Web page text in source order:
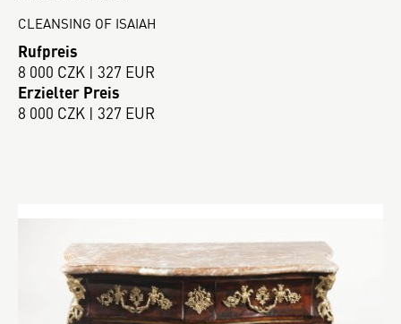
CLEANSING OF ISAIAH
Rufpreis
8 000 CZK | 327 EUR
Erzielter Preis
8 000 CZK | 327 EUR